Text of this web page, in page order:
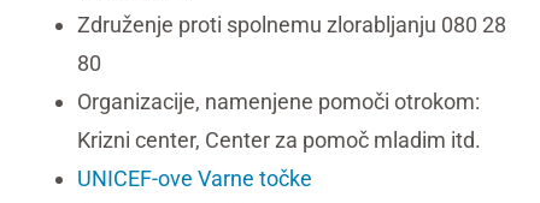
Združenje proti spolnemu zlorabljanju 080 28
80
Organizacije, namenjene pomoči otrokom:
Krizni center, Center za pomoč mladim itd.
UNICEF-ove Varne točke